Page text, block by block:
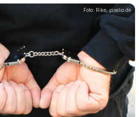
Foto: Rike, pixelio.de